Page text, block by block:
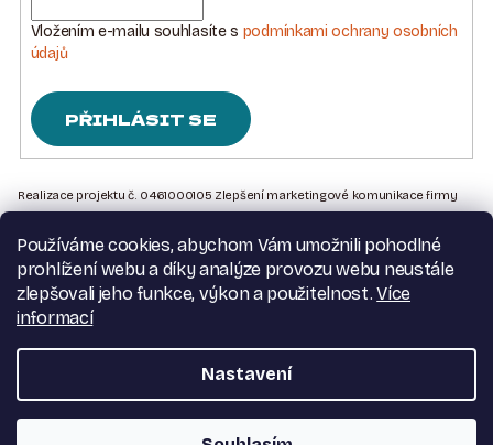
Používáme cookies, abychom Vám umožnili pohodlné
prohlížení webu a díky analýze provozu webu neustále
zlepšovali jeho funkce, výkon a použitelnost.Více
informací
Nastavení
Vložením e-mailu souhlasíte s podmínkami ochrany osobních
údajů
PŘIHLÁSIT SE
Á
P
A
T
Realizace projektu č. 0461000105 Zlepšení marketingové komunikace firmy
Kontakt na nás
Obchodní podmínky
Podmínky ochrany osobních údajů
Moje objednávka